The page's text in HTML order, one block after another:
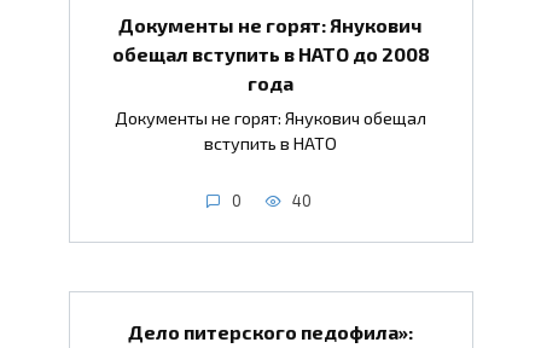
Документы не горят: Янукович
обещал вступить в НАТО до 2008
года
Документы не горят: Янукович обещал
вступить в НАТО
0 40
Дело питерского педофила»: